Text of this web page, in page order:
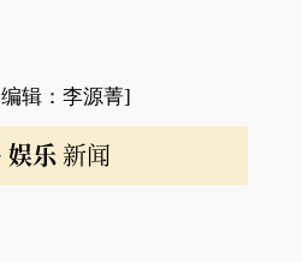
辑：李源菁]
娱乐新闻